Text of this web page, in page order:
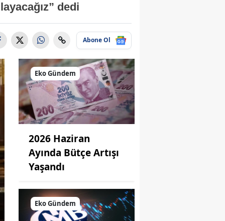
dedi
Abone Ol
Eko Gündem
2026 Haziran
Ayında Bütçe Artışı
Yaşandı
Eko Gündem